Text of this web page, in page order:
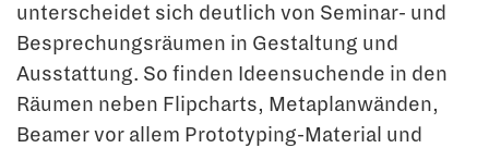
unterscheidet sich deutlich von Seminar- und
Besprechungsräumen in Gestaltung und
Ausstattung. So finden Ideensuchende in den
Räumen neben Flipcharts, Metaplanwänden,
Beamer vor allem Prototyping-Material und